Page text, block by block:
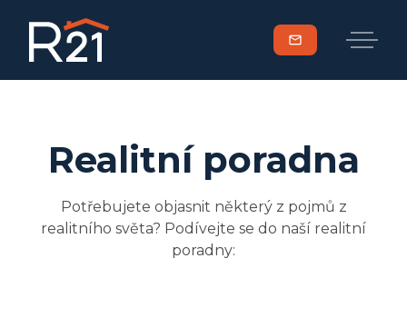
mail
Realitní poradna
Potřebujete objasnit některý z pojmů z
realitního světa? Podívejte se do naší realitní
poradny: